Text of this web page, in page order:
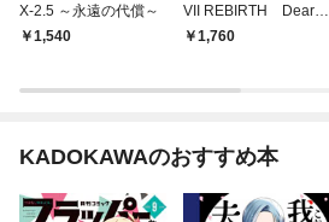
X-2.5 ～永遠の代償～
1,540
VII REBIRTH Dear D
estiny
1,760
KADOKAWAのおすすめ本